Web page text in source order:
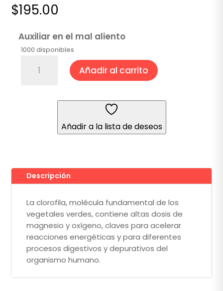
$195.00
Auxiliar en el mal aliento
1000 disponibles
Líquida
Añadir al carrito
Añadir a la lista de deseos
Descripción
La clorofila, molécula fundamental de los
vegetales verdes, contiene altas dosis de
magnesio y oxígeno, claves para acelerar
reacciones energéticas y para diferentes
procesos digestivos y depurativos del
organismo humano.